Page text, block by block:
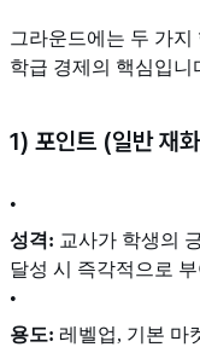
그라운드에는 두 가지
학급 경제의 핵심입니
1) 포인트 (일반 재
•
성격: 교사가 학생의
달성 시 즉각적으로
•
용도: 레벨업, 기본 마